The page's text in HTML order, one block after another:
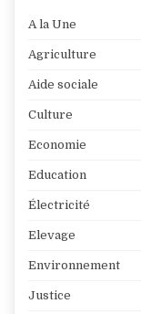
A la Une
Agriculture
Aide sociale
Culture
Economie
Education
Électricité
Elevage
Environnement
Justice